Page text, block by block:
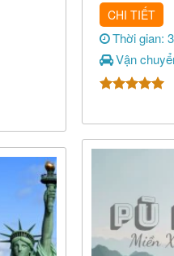
CHI TIẾT
Thời gian:
Vận
5 sao